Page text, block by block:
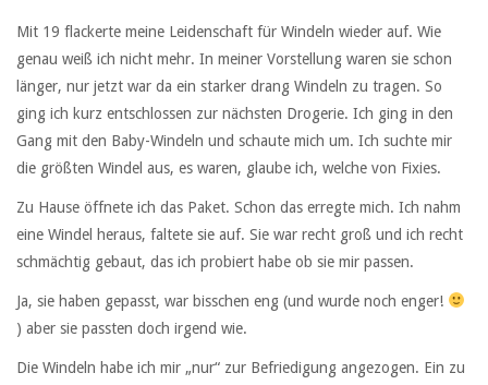
Mit 19 flackerte meine Leidenschaft für Windeln wieder auf. Wie
genau weiß ich nicht mehr. In meiner Vorstellung waren sie schon
länger, nur jetzt war da ein starker drang Windeln zu tragen. So
ging ich kurz entschlossen zur nächsten Drogerie. Ich ging in den
Gang mit den Baby-Windeln und schaute mich um. Ich suchte mir
die größten Windel aus, es waren, glaube ich, welche von Fixies.
Zu Hause öffnete ich das Paket. Schon das erregte mich. Ich nahm
eine Windel heraus, faltete sie auf. Sie war recht groß und ich recht
schmächtig gebaut, das ich probiert habe ob sie mir passen.
Ja, sie haben gepasst, war bisschen eng (und wurde noch enger!
) aber sie passten doch irgend wie.
Die Windeln habe ich mir „nur“ zur Befriedigung angezogen. Ein zu